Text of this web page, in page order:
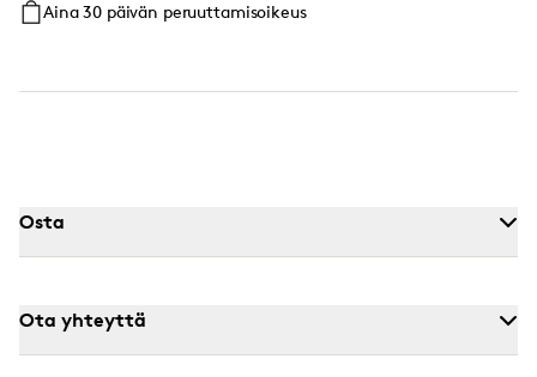
Aina 30 päivän peruuttamisoikeus
Osta
Ota yhteyttä